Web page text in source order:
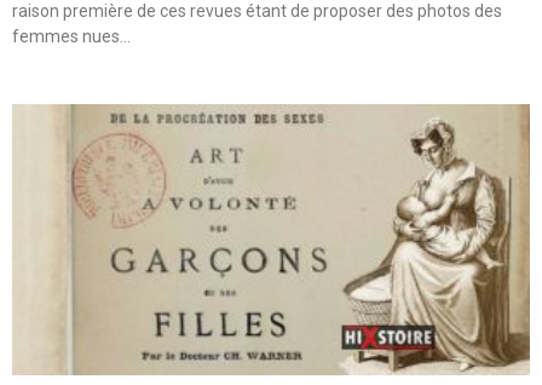
raison première de ces revues étant de proposer des photos des
femmes nues…